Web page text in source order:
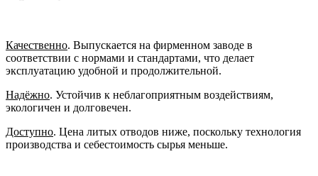
Качественно. Выпускается на фирменном заводе в
соответствии с нормами и стандартами, что делает
эксплуатацию удобной и продолжительной.
Надёжно. Устойчив к неблагоприятным воздействиям,
экологичен и долговечен.
Доступно. Цена литых отводов ниже, поскольку технология
производства и себестоимость сырья меньше.